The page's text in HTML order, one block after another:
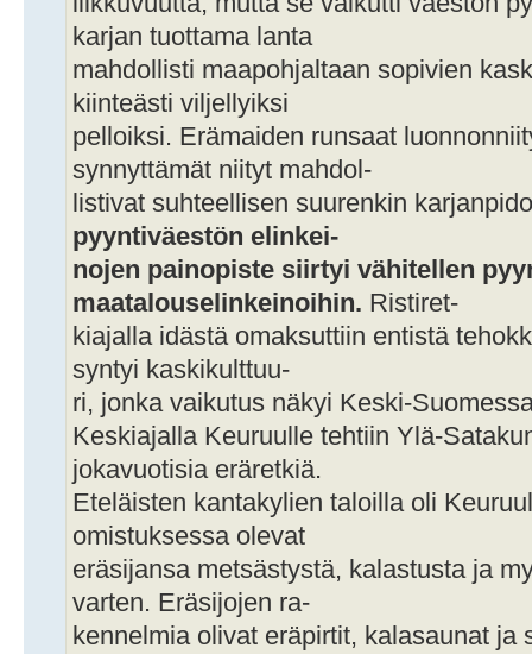
karjan tuottama lanta
mahdollisti maapohjaltaan sopivien
kiinteästi viljellyiksi
pelloiksi. Erämaiden runsaat
synnyttämät niityt mahdol-
listivat suhteellisen suurenkin
pyyntiväestön elinkei-
nojen painopiste siirtyi vähitellen
maatalouselinkeinoihin. Ristiret-
kiajalla idästä omaksuttiin entistä
syntyi kaskikulttuu-
ri, jonka vaikutus näkyi Keski-
Keskiajalla Keuruulle tehtiin Ylä-
jokavuotisia eräretkiä.
Eteläisten kantakylien taloilla oli
omistuksessa olevat
eräsijansa metsästystä, kalastusta ja
varten. Eräsijojen ra-
kennelmia olivat eräpirtit, kalasaunat ja